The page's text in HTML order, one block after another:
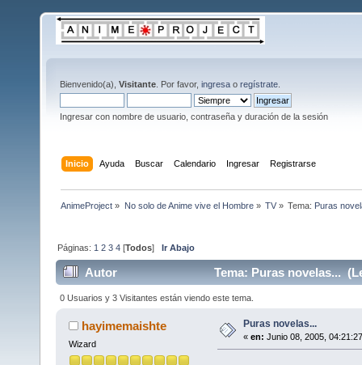
Bienvenido(a), Visitante . Por favor, ingresa o regístrate
Ingresar con nombre de usuario, contraseña y duración de la sesión
Inicio Ayuda Buscar Calendario Ingresar Registrarse
AnimeProject » No solo de Anime vive el Hombre» TV» Tema: Puras
Páginas: 1 2 3 4 [Todos]Ir Abajo
Autor Tema: Puras novelas...
0 Usuarios y 3 Visitantes están viendo este tema.
hayimemaishte
Wizard
Puras novelas...
« en: Junio 08, 2005,